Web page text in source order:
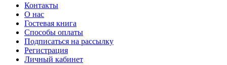
Контакты
О нас
Гостевая книга
Способы оплаты
Подписаться на рассылку
Регистрация
Личный кабинет